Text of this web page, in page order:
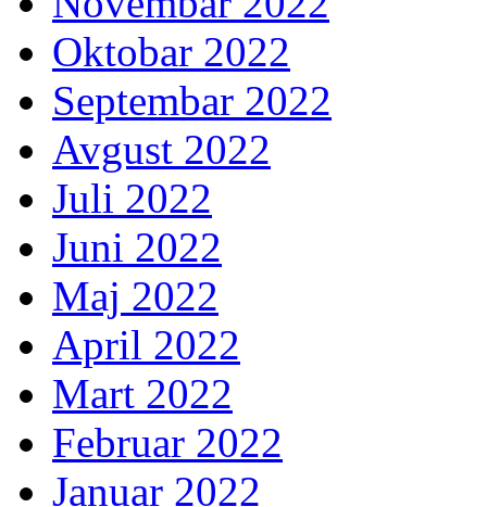
Oktobar 2022
Septembar 2022
Avgust 2022
Juli 2022
Juni 2022
Maj 2022
April 2022
Mart 2022
Februar 2022
Januar 2022